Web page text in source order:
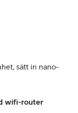
sätt in nano-
wifi-router